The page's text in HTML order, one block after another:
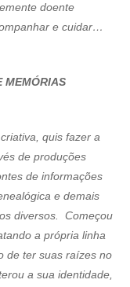
doente
e cuidar…
MEMÓRIAS
quis fazer a
de produções
de informações
e demais
diversos. Começou
a própria linha
de ter suas raízes no
a sua identidade,